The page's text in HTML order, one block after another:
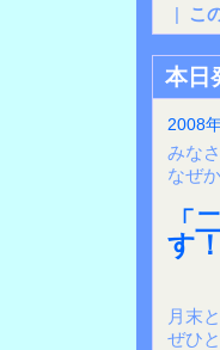
| こ
本日
2008
みな
なぜ
「
す
月末
ぜひ